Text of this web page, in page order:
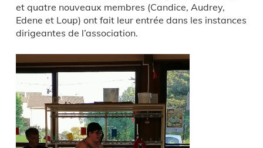
et quatre nouveaux membres (Candice, Audrey,
Edene et Loup) ont fait leur entrée dans les instances
dirigeantes de l’association.